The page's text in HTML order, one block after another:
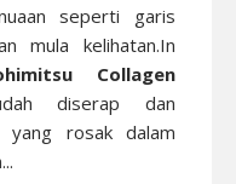
seperti garis
mula kelihatan.In
Collagen
diserap dan
yang rosak dalam